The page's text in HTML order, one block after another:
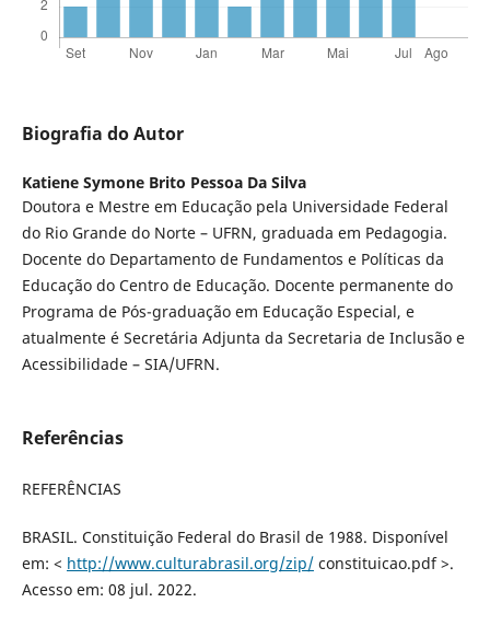
Biografia do Autor
Katiene Symone Brito Pessoa Da Silva
Doutora e Mestre em Educação pela Universidade Federal
do Rio Grande do Norte – UFRN, graduada em Pedagogia.
Docente do Departamento de Fundamentos e Políticas da
Educação do Centro de Educação. Docente permanente do
Programa de Pós-graduação em Educação Especial, e
atualmente é Secretária Adjunta da Secretaria de Inclusão e
Acessibilidade – SIA/UFRN.
Referências
REFERÊNCIAS
BRASIL. Constituição Federal do Brasil de 1988. Disponível
em: < http://www.culturabrasil.org/zip/constituicao.pdf >.
Acesso em: 08 jul. 2022.